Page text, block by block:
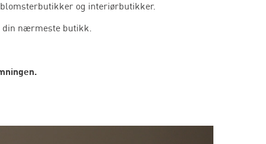
og interiørbutikker.
din nærmeste butikk.